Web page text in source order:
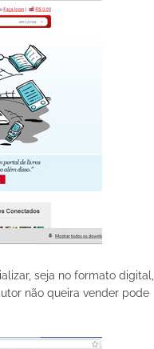
seja no formato digital,
não queira vender pode